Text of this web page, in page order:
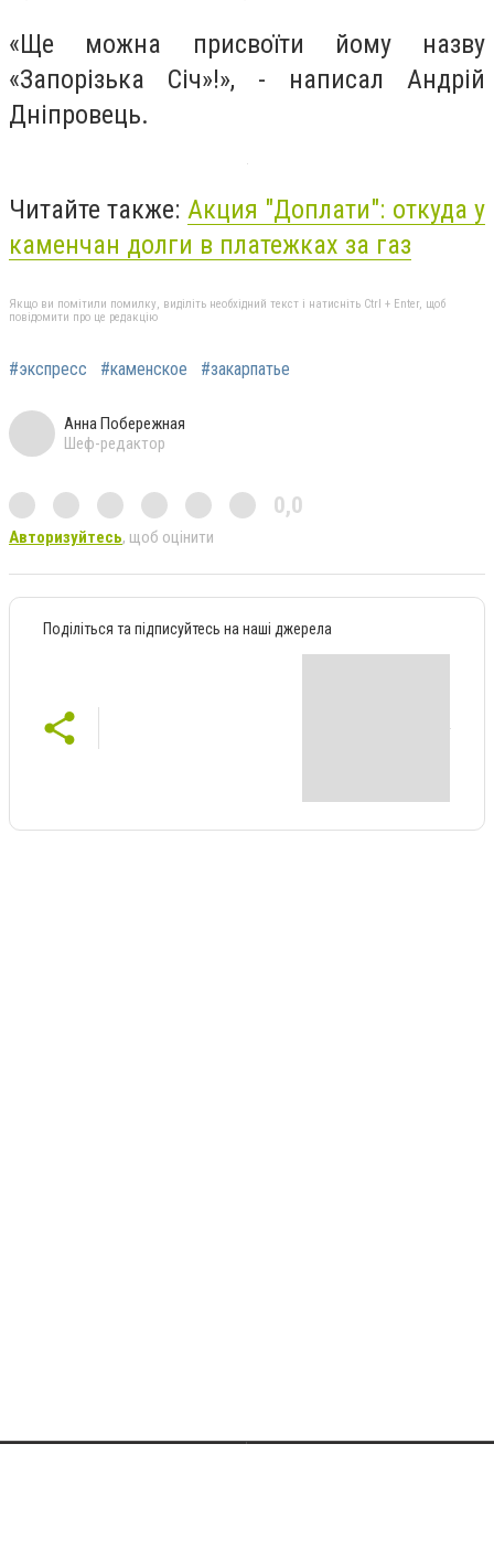
«Ще можна присвоїти йому назву
«Запорізька Січ»!», - написал Андрій
Дніпровець.
Читайте также: Акция "Доплати": откуда у
каменчан долги в платежках за газ
Якщо ви помітили помилку, виділіть необхідний текст і натисніть Ctrl + Enter, щоб
повідомити про це редакцію
#экспресс #каменское #закарпатье
Анна Побережная
Шеф-редактор
0,0
Авторизуйтесь, щоб оцінити
Поділіться та підписуйтесь на наші джерела